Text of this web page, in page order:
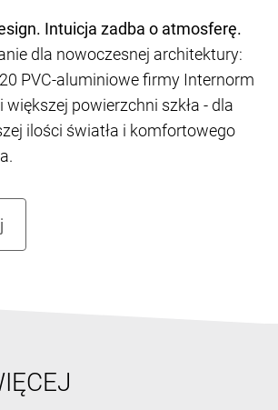
Intuicja zadba o atmosferę.
dla nowoczesnej architektury:
PVC-aluminiowe firmy Internorm
powierzchni szkła - dla
ilości światła i komfortowego